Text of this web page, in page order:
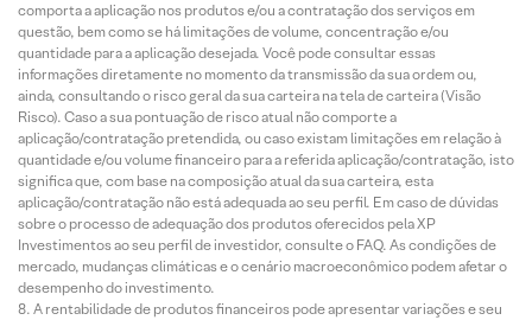
comporta a aplicação nos produtos e/ou a contratação dos serviços em
questão, bem como se há limitações de volume, concentração e/ou
quantidade para a aplicação desejada. Você pode consultar essas
informações diretamente no momento da transmissão da sua ordem ou,
ainda, consultando o risco geral da sua carteira na tela de carteira (Visão
Risco). Caso a sua pontuação de risco atual não comporte a
aplicação/contratação pretendida, ou caso existam limitações em relação à
quantidade e/ou volume financeiro para a referida aplicação/contratação, isto
significa que, com base na composição atual da sua carteira, esta
aplicação/contratação não está adequada ao seu perfil. Em caso de dúvidas
sobre o processo de adequação dos produtos oferecidos pela XP
Investimentos ao seu perfil de investidor, consulte o FAQ. As condições de
mercado, mudanças climáticas e o cenário macroeconômico podem afetar o
desempenho do investimento.
A rentabilidade de produtos financeiros pode apresentar variações e seu